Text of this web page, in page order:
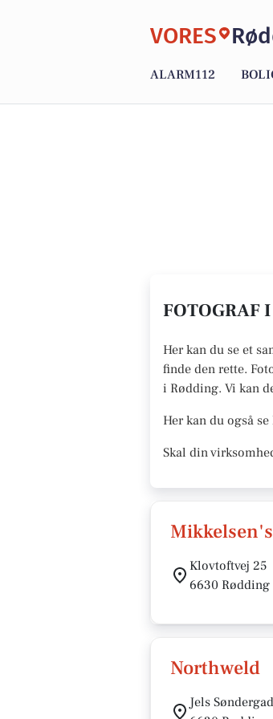
VORES
ALARM112
FOTOGRAF
Her kan du se et
finde den rette.
i Rødding. Vi kan
Her kan du også
Skal din
Klovtoftvej 25
6630 Rødding
Northweld
Jels